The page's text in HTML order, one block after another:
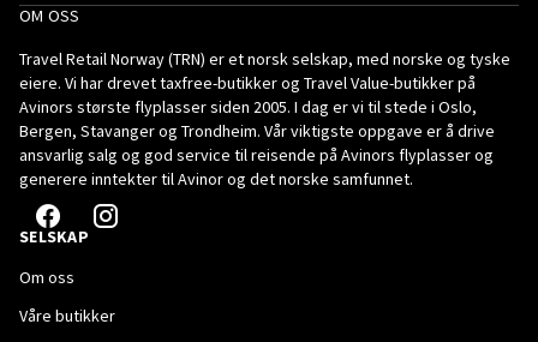
OM OSS
Travel Retail Norway (TRN) er et norsk selskap, med norske og tyske
eiere. Vi har drevet taxfree-butikker og Travel Value-butikker på
Avinors største flyplasser siden 2005. I dag er vi til stede i Oslo,
Bergen, Stavanger og Trondheim. Vår viktigste oppgave er å drive
ansvarlig salg og god service til reisende på Avinors flyplasser og
generere inntekter til Avinor og det norske samfunnet.
SELSKAP
Om oss
Våre butikker